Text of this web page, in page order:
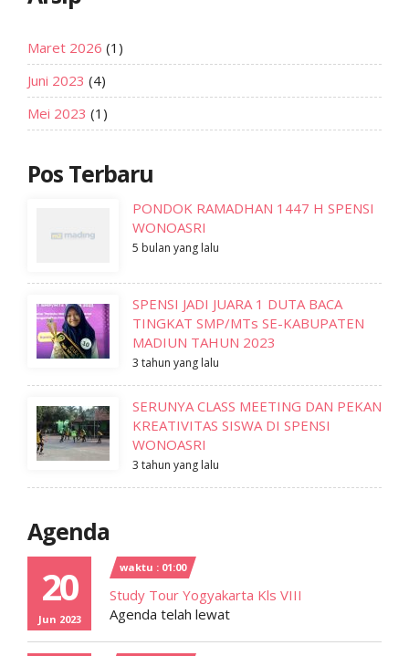
Maret 2026 (1)
Juni 2023 (4)
Mei 2023 (1)
Pos Terbaru
PONDOK RAMADHAN 1447 H SPENSI
WONOASRI
5 bulan yang lalu
SPENSI JADI JUARA 1 DUTA BACA
TINGKAT SMP/MTs SE-KABUPATEN
MADIUN TAHUN 2023
3 tahun yang lalu
SERUNYA CLASS MEETING DAN PEKAN
KREATIVITAS SISWA DI SPENSI
WONOASRI
3 tahun yang lalu
Agenda
20
Jun 2023
waktu : 01:00
Study Tour Yogyakarta Kls VIII
Agenda telah lewat